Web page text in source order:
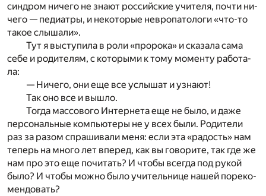
син­дром ни­че­го не зна­ют рос­сий­ские учи­те­ля, по­чти ни­
че­го — пе­ди­а­тры, и не­ко­то­рые нев­ро­па­то­ло­ги «что-то
та­кое слы­ша­ли».
Тут я вы­сту­пи­ла в роли «про­ро­ка» и ска­за­ла сама
себе и ро­ди­те­лям, с ко­то­ры­ми к тому мо­мен­ту ра­бо­та­
ла:
— Ни­че­го, они еще все услы­шат и узна­ют!
Так оно все и вы­шло.
То­гда мас­со­во­го Ин­тер­не­та еще не было, и даже
пер­со­наль­ные ком­пью­те­ры не у всех были. Ро­ди­те­ли
раз за разом спра­ши­ва­ли меня: если эта «ра­дость» нам
те­перь на мно­го лет впе­ред, как вы го­во­ри­те, так где же
нам про это еще по­чи­тать? И что­бы все­гда под ру­кой
было? И что­бы мож­но было учи­тель­ни­це на­шей по­ре­ко­
мен­до­вать?